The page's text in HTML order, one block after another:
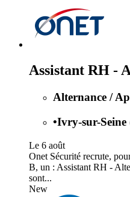
Assistant RH -
Alternance /
•Ivry-sur-Seine
Le 6 août
Onet Sécurité recrute,
B, un : Assistant RH -
sont...
New